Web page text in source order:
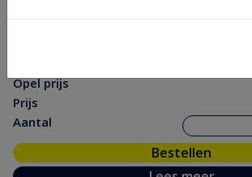
Opel prijs
Prijs
Aantal
Bestellen